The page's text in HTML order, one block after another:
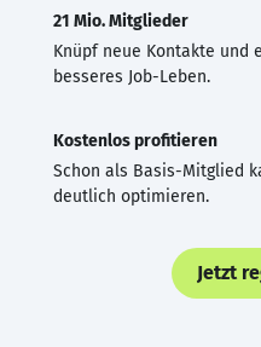
21 Mio. Mitglieder
Knüpf neue Kontakte und
besseres Job-Leben.
Kostenlos profitieren
Schon als Basis-Mitglied
deutlich optimieren.
Jetzt